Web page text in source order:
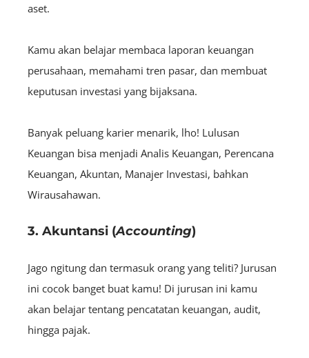
aset.
Kamu akan belajar membaca laporan keuangan
perusahaan, memahami tren pasar, dan membuat
keputusan investasi yang bijaksana.
Banyak peluang karier menarik, lho! Lulusan
Keuangan bisa menjadi Analis Keuangan, Perencana
Keuangan, Akuntan, Manajer Investasi, bahkan
Wirausahawan.
3. Akuntansi (Accounting)
Jago ngitung dan termasuk orang yang teliti? Jurusan
ini cocok banget buat kamu! Di jurusan ini kamu
akan belajar tentang pencatatan keuangan, audit,
hingga pajak.